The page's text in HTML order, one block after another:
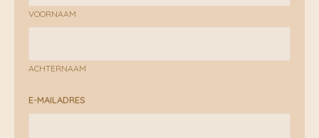
VOORNAAM
ACHTERNAAM
E-MAILADRES